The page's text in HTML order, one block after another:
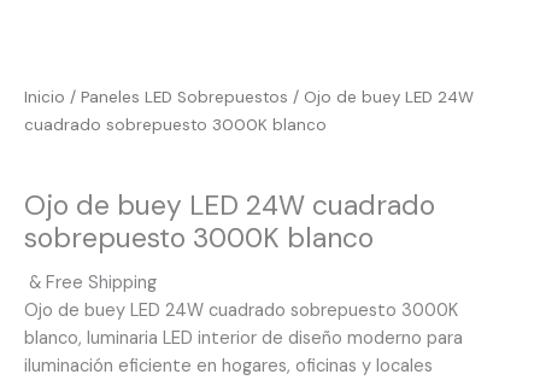
Inicio / Paneles LED Sobrepuestos / Ojo de buey LED 24W
cuadrado sobrepuesto 3000K blanco
Ojo de buey LED 24W cuadrado
sobrepuesto 3000K blanco
& Free Shipping
Ojo de buey LED 24W cuadrado sobrepuesto 3000K
blanco, luminaria LED interior de diseño moderno para
iluminación eficiente en hogares, oficinas y locales